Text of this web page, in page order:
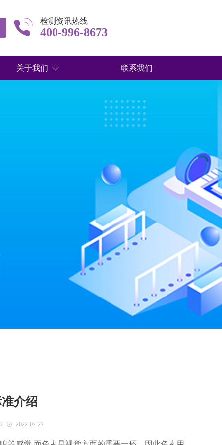
检测资讯热线
400-996-8673
关于我们 联系我们
介绍
2022-07-27